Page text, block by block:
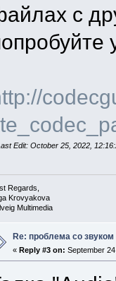
с
Edit: October 25, 2022,
Regards,
Krovyakova
Multimedia
Re: проблема со
« Reply #3 on: September